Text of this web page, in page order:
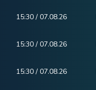
15:30 / 07.08.26
15:30 / 07.08.26
15:30 / 07.08.26